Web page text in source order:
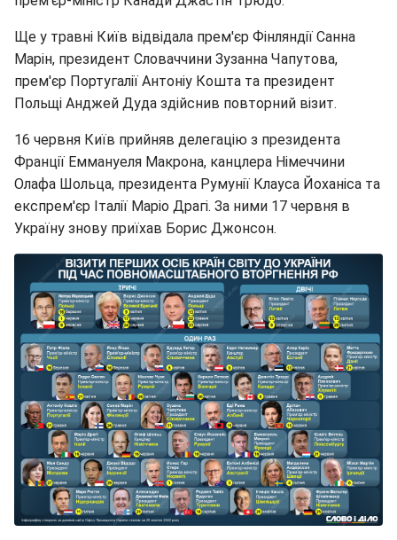
Ще у травні Київ відвідала прем'єр Фінляндії Санна
Марін, президент Словаччини Зузанна Чапутова,
прем'єр Португалії Антоніу Кошта та президент
Польщі Анджей Дуда здійснив повторний візит.
16 червня Київ прийняв делегацію з президента
Франції Еммануеля Макрона, канцлера Німеччини
Олафа Шольца, президента Румунії Клауса Йоханіса та
експрем'єр Італії Маріо Драгі. За ними 17 червня в
Україну знову приїхав Борис Джонсон.